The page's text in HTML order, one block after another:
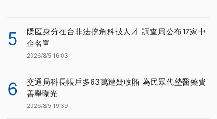
5
隱匿身分在台非法挖角科技人才 調查局公布17家中
企名單
2026/8/5 16:03
6
交通局科長帳戶多63萬遭疑收賄 為民眾代墊醫藥費
善舉曝光
2026/8/5 19:39